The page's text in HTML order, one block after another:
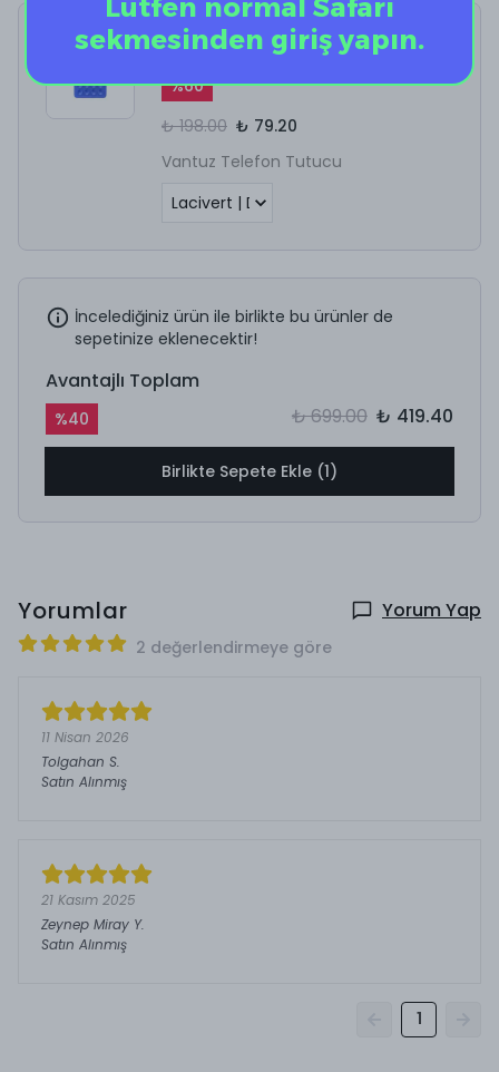
Vantuz Telefon Tutucu
%60
₺ 198.00 ₺ 79.20
Vantuz Telefon Tutucu
İncelediğiniz ürün ile birlikte bu ürünler de
sepetinize eklenecektir!
Avantajlı Toplam
%40 ₺ 699.00 ₺ 419.40
Birlikte Sepete Ekle (1)
Yorumlar Yorum Yap
2 değerlendirmeye göre
11 Nisan 2026
Tolgahan S.
Satın Alınmış
21 Kasım 2025
Zeynep Miray Y.
Satın Alınmış
1
Lütfen normal Safari
sekmesinden giriş yapın.